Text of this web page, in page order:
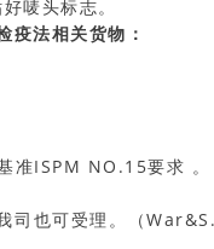
唛头标志。
法相关货物：
准ISPM NO.15要求 。
司也可受理。（